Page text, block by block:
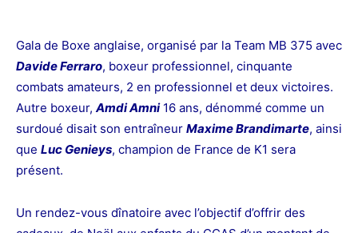
Gala de Boxe anglaise, organisé par la Team MB 375 avec
Davide Ferraro, boxeur professionnel, cinquante
combats amateurs, 2 en professionnel et deux victoires.
Autre boxeur,Amdi Amni16 ans, dénommé comme un
surdoué disait son entraîneur Maxime Brandimarte, ainsi
que Luc Genieys, champion de France de K1 sera
présent.
Un rendez-vous dînatoire avec l’objectif d’offrir des